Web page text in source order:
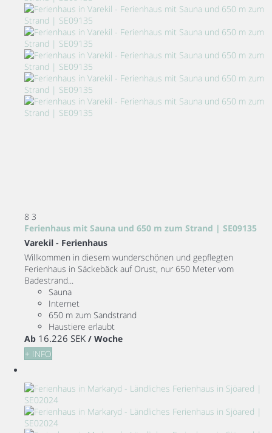
8 3
Ferienhaus mit Sauna und 650 m zum Strand | SE09135
Varekil - Ferienhaus
Willkommen in diesem wunderschönen und gepflegten
Ferienhaus in Säckebäck auf Orust, nur 650 Meter vom
Badestrand...
Sauna
Internet
650 m zum Sandstrand
Haustiere erlaubt
Ab 16.226 SEK / Woche
+ INFO